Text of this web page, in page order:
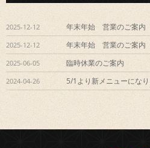
2025-12-12 年末年始 営業のご案
2025-12-12 年末年始 営業のご案
2025-06-05 臨時休業のご案内
2024-04-26 5/1より新メニューになり